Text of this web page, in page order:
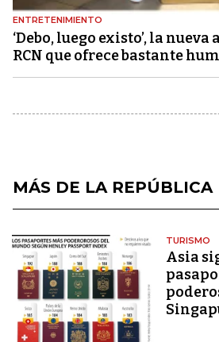
ENTRETENIMIENTO
‘Debo, luego existo’, la
RCN que ofrece bastante
MÁS DE LA REPÚBLICA
TURISMO
Asia